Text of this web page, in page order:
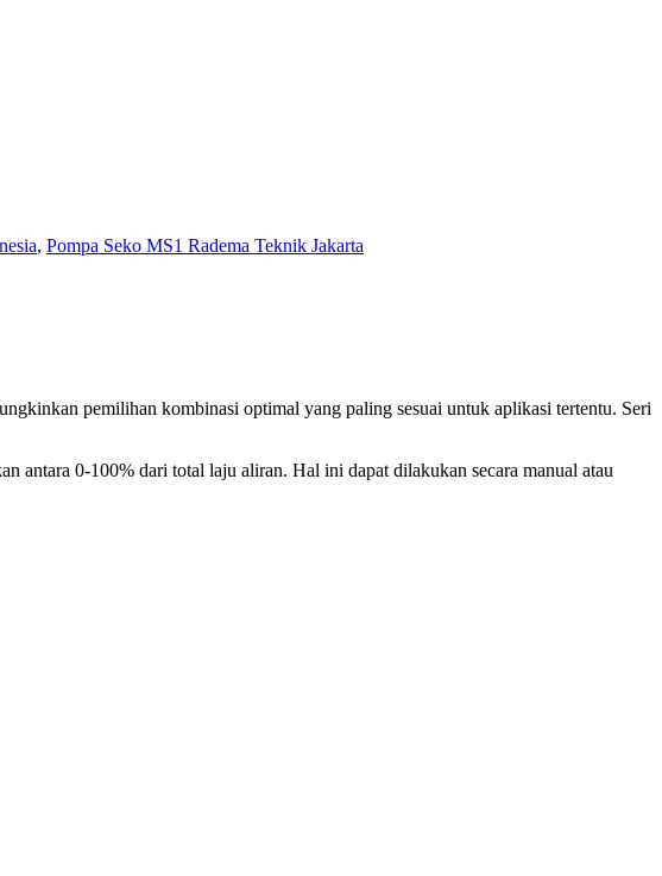
, Pompa Seko MS1 Radema Teknik Jakarta
pemilihan kombinasi optimal yang paling sesuai untuk aplikasi tertentu. Seri
antara 0-100% dari total laju aliran. Hal ini dapat dilakukan secara manual atau